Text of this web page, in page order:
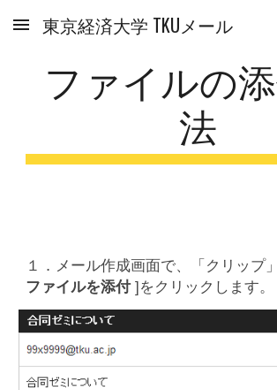
Skip to main content
東京経済大学 TKUメール
ファイルの
法
１．メール作成画面で、「クリップ
ファイルを添付]をクリックします。